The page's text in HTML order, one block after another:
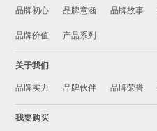
品牌初心 品牌意涵 品牌故事
品牌价值 产品系列
关于我们
品牌实力 品牌伙伴 品牌荣誉
我要购买